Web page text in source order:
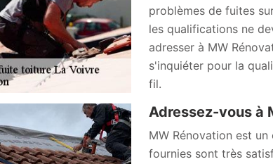
problèmes de fuites
les qualifications ne
adresser à MW
s'inquiéter pour la
fil.
Adressez-vous à
MW Rénovation est
fournies sont très